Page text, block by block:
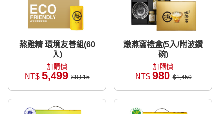
熬雞精 環境友善組(60
入)
加購價
NT$ 5,499$8,915
燉燕窩禮盒(5入/附波鑽
碗)
加購價
NT$ 980$1,450